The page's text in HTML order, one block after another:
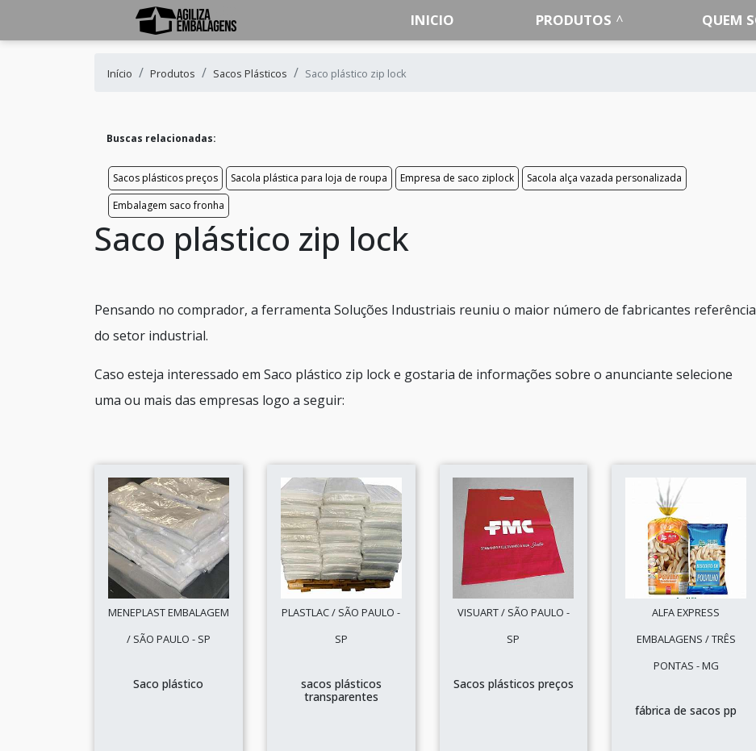
INICIO PRODUTOS QUEM
Início Produtos Sacos Plásticos Saco plástico zip lock
Buscas relacionadas:
Sacos plásticos preços Sacola plástica para loja de roupa Empresa de saco ziplock
Sacola alça vazada personalizada
Embalagem saco fronha
Saco plástico zip lock
Pensando no comprador, a ferramenta Soluções Industriais reuniu o maior número de fabricantes referência
do setor industrial.
Caso esteja interessado em Saco plástico zip lock e gostaria de informações sobre o anunciante selecione
uma ou mais das empresas logo a seguir:
MENEPLAST EMBALAGEM
/ SÃO PAULO - SP
Saco plástico
PLASTLAC / SÃO PAULO -
SP
sacos plásticos
transparentes
VISUART / SÃO PAULO -
SP
Sacos plásticos preços
ALFA EXPRESS
EMBALAGENS / TRÊS
PONTAS - MG
fábrica de sacos pp